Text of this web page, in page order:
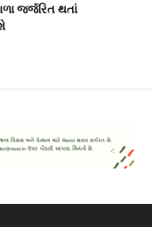
જર્જરિત થતાં